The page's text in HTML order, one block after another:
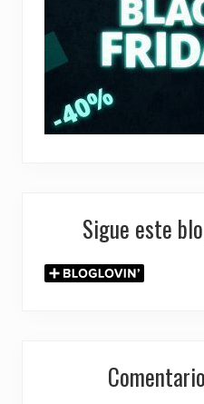
Sigue este